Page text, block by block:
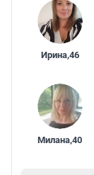
Ирина,46
Милана,40